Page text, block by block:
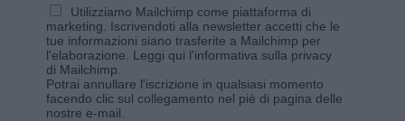
Utilizziamo Mailchimp come piattaforma di
marketing. Iscrivendoti alla newsletter accetti che le
tue informazioni siano trasferite a Mailchimp per
l'elaborazione. Leggi qui l'informativa sulla privacy
di Mailchimp
Potrai annullare l'iscrizione in qualsiasi momento
facendo clic sul collegamento nel piè di pagina delle
nostre e-mail.